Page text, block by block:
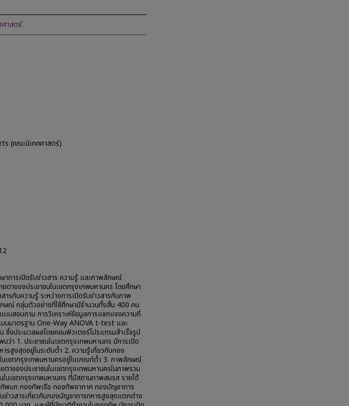
าสตร์
(คณะนิเทศศาสตร์)
การเปิดรับข่าวสาร ความรู้ และภาพลักษณ์
ตาของประชาชนในเขตกรุงเทพมหานคร โดยศึกษา
ารกับความรู้ ระหว่างการเปิดรับข่าวสารกับภาพ
ษณ์ กลุ่มตัวอย่างที่ใช้ศึกษามีจำนวนทั้งสิ้น 400 คน
บบสอบถาม การวิเคราะห์ข้อมูลการแจกแจงความถี่
บนมาตรฐาน One-Way ANOVA t-test และ
งประมวลผลโดยคอมพิวเตอร์โปรแกรมสำเร็จรูป
า 1. ประชาชนในเขตกรุงเทพมหานคร มีการเปิด
รสูงสุดอยู่ในระดับต่ำ 2. ความรู้เกี่ยวกับกอง
นเขตกรุงเทพมหานครอยู่ในเกณฑ์ต่ำ 3. ภาพลักษณ์
าของประชาชนในเขตกรุงเทพมหานครในภาพรวม
นเขตกรุงเทพมหานคร ที่มีสถานภาพสมรส รายได้
พบก กองทัพเรือ กองทัพอากาศ กองบัญชาการ
าวสารเกี่ยวกับกองบัญชาการทหารสูงสุดแตกต่าง